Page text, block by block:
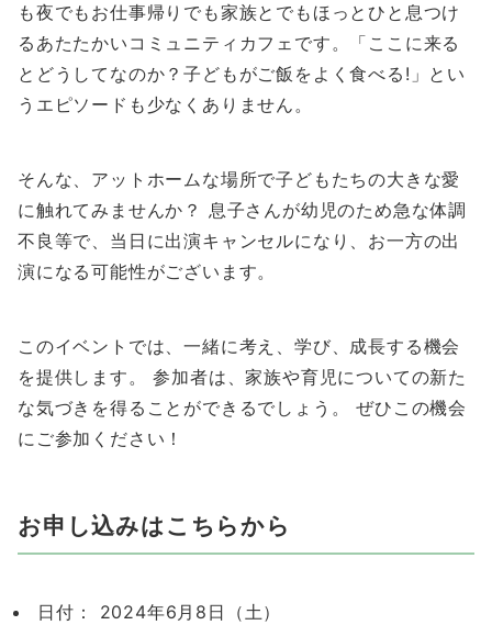
も夜でもお仕事帰りでも家族とでもほっとひと息つけ
るあたたかいコミュニティカフェです。「ここに来る
とどうしてなのか？子どもがご飯をよく食べる!」とい
うエピソードも少なくありません。
そんな、アットホームな場所で子どもたちの大きな愛
に触れてみませんか？ 息子さんが幼児のため急な体調
不良等で、当日に出演キャンセルになり、お一方の出
演になる可能性がございます。
このイベントでは、一緒に考え、学び、成長する機会
を提供します。 参加者は、家族や育児についての新た
な気づきを得ることができるでしょう。 ぜひこの機会
にご参加ください！
お申し込みはこちらから
日付： 2024年6月8日（土）